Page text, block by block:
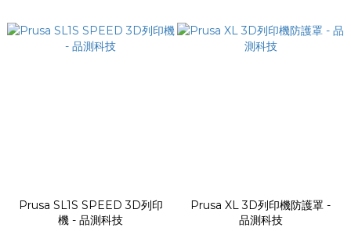
Prusa SL1S SPEED 3D列印
機 - 品測科技
Prusa XL 3D列印機防護罩 -
品測科技